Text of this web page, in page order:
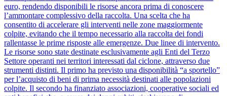
euro, rendendo disponibili le risorse ancora prima di conoscere
l’ammontare complessivo della raccolta. Una scelta che ha
consentito di accelerare gli interventi nelle zone maggiormente
colpite, evitando che il tempo necessario alla raccolta dei fondi
rallentasse le prime risposte alle emergenze. Due linee di intervento.
Le risorse sono state destinate esclusivamente agli Enti del Terzo
Settore operanti nei territori interessati dal ciclone, attraverso due
strumenti distinti. Il primo ha previsto una disponibilità “a sportello”
per l’acquisto di beni di prima necessità destinati alle popolazioni
colpite. Il secondo ha finanziato associazioni, cooperative sociali ed